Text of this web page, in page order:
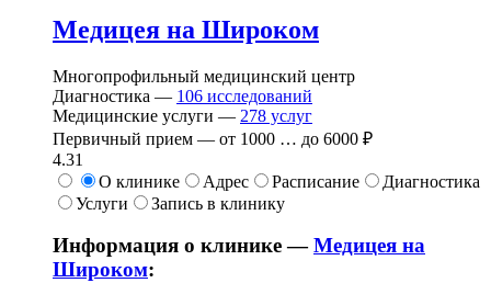
Медицея на Широком
Многопрофильный медицинский центр
Диагностика — 106 исследований
Медицинские услуги — 278 услуг
Первичный прием — от 1000 … до 6000 ₽
4.31
О клинике
Адрес Расписание
Диагностика
Услуги
Запись в клинику
Информация о клинике —Медицея на
Широком: